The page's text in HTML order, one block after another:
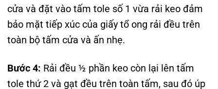
cửa và đặt vào tấm tole số 1 vừa rải keo đảm
bảo mặt tiếp xúc của giấy tổ ong rải đều trên
toàn bộ tấm cửa và ấn nhẹ.
Bước 4: Rải đều ½ phần keo còn lại lên tấm
tole thứ 2 và gạt đều trên toàn tấm, sau đó úp